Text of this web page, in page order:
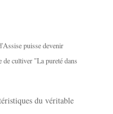
puisse devenir
de cultiver "La pureté dans
du véritable